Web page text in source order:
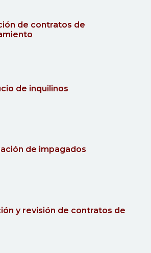
de contratos de
de inquilinos
de impagados
y revisión de contratos de